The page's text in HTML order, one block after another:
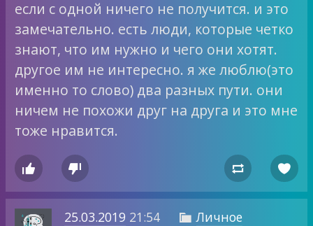
если с одной ничего не получится. и это
замечательно. есть люди, которые четко
знают, что им нужно и чего они хотят.
другое им не интересно. я же люблю(это
именно то слово) два разных пути. они
ничем не похожи друг на друга и это мне
тоже нравится.
   
25.03.2019 21:54  Личное